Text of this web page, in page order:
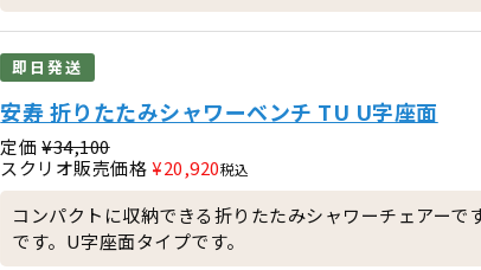
即日発送
安寿 折りたたみシャワーベンチ TU U字座面
定価 ¥34,100
スクリオ販売価格 ¥20,920税込
コンパクトに収納できる折りたたみシャワーチェアー
です。U字座面タイプです。